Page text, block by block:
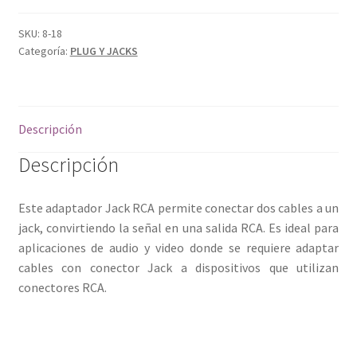
SKU: 8-18
Categoría: PLUG Y JACKS
Descripción
Descripción
Este adaptador Jack RCA permite conectar dos cables a un
jack, convirtiendo la señal en una salida RCA. Es ideal para
aplicaciones de audio y video donde se requiere adaptar
cables con conector Jack a dispositivos que utilizan
conectores RCA.